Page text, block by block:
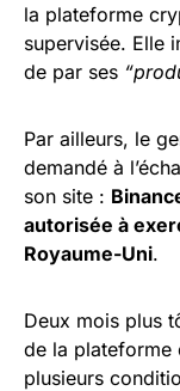
la plateforme
supervisée. Elle
de par ses
Par ailleurs, le
demandé à
son site :
autorisée à
Royaume-Uni.
Deux mois plus
de la plateforme
plusieurs